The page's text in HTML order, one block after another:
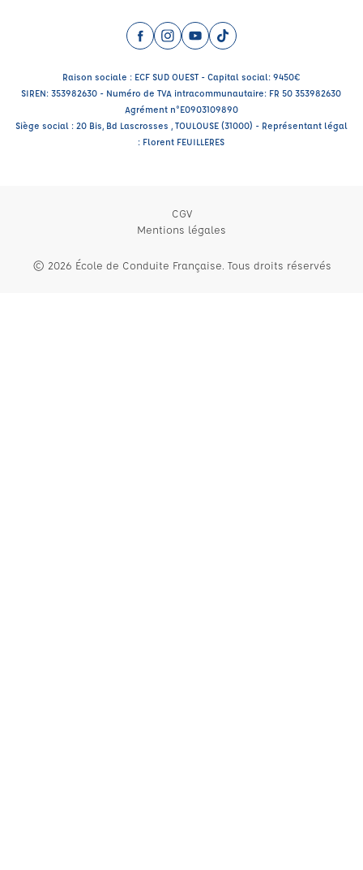
Facebook (nouvelle fenêtre)
Instagram (nouvelle fenêtre)
YouTube (nouvelle fenêtre)
TikTok (nouvelle fenêtre)
Raison sociale : ECF SUD OUEST - Capital social: 9450€
SIREN: 353982630 - Numéro de TVA intracommunautaire: FR 50 353982630
Agrément n°E0903109890
Siège social : 20 Bis, Bd Lascrosses , TOULOUSE (31000) - Représentant légal
: Florent FEUILLERES
CGV
Mentions légales
© 2026 École de Conduite Française. Tous droits réservés